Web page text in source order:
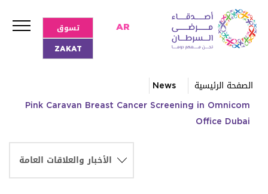
AR
تسوق
ZAKAT
الصفحة الرئيسية
News
Pink Caravan Breast Cancer Screening in Omnicom
Office Dubai